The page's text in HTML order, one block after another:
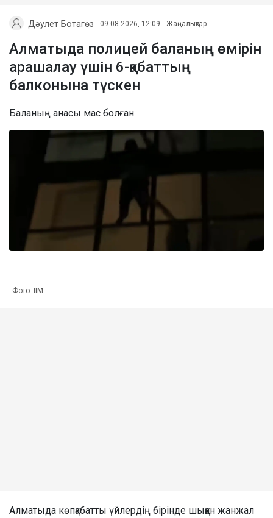
Дәулет Ботагөз 09.08.2026, 12:09 Жаңалықтар
Алматыда полицей баланың өмірін
арашалау үшін 6-қабаттың
балконына түскен
Баланың анасы мас болған
Фото: ІІМ
Алматыда көпқабатты үйлердің бірінде шыққан жанжал